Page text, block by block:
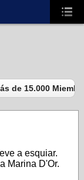
de 15.000
a esquiar.
Marina D'Or.